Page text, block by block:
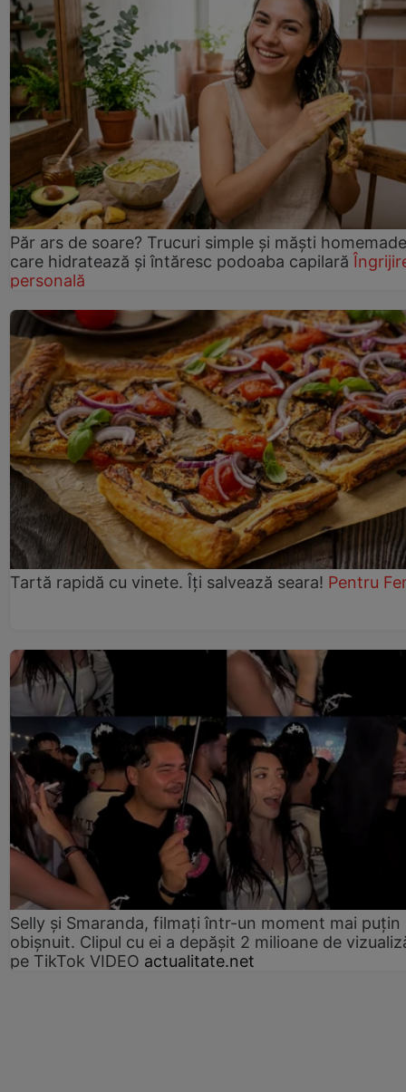
Păr ars de soare? Trucuri simple și măști homemade
care hidratează și întăresc podoaba capilară
personală
Tartă rapidă cu vinete. Îți salvează seara! Pentru
Selly și Smaranda, filmați într-un moment mai puțin
obișnuit. Clipul cu ei a depășit 2 milioane de
pe TikTok VIDEO actualitate.net